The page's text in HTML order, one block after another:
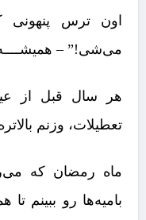
اون ترس
می‌شی!” – همیشــــه
هر سال قبل از
تعطیلات، وزنم
ماه رمضان که
بامیه‌ها رو ببینم